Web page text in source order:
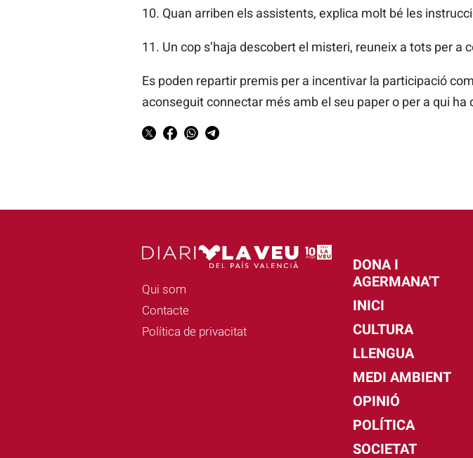
10. Quan arriben els assistents, explica molt bé les
11. Un cop s’haja descobert el misteri, reuneix a tots per a
Es poden repartir premis per a incentivar la participació
aconseguit connectar més amb el seu paper o per a qui ha
Qui som
Contacte
Política de privacitat
DONA I
AGERMANA'T
INICI
CULTURA
LLENGUA
MEDI AMBIENT
OPINIÓ
POLÍTICA
SOCIETAT